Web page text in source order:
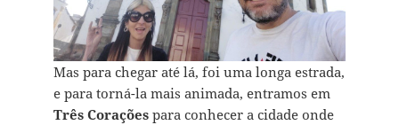
Mas para chegar até lá, foi uma longa estrada,
e para torná-la mais animada, entramos em
Três Coraçõespara conhecer a cidade onde